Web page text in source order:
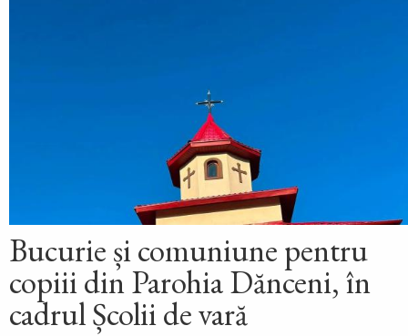
Bucurie și comuniune pentru
copiii din Parohia Dănceni, în
cadrul Școlii de vară